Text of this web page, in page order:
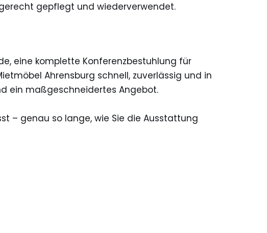
gepflegt und wiederverwendet.
eine komplette Konferenzbestuhlung für
Ahrensburg schnell, zuverlässig und in
ein maßgeschneidertes Angebot.
– genau so lange, wie Sie die Ausstattung